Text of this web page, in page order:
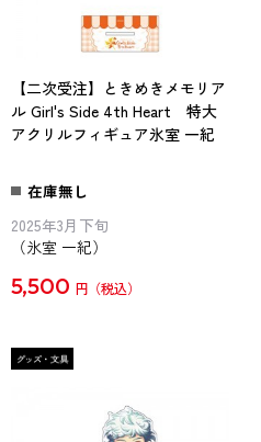
【二次受注】ときめきメモリア
ル Girl's Side 4th Heart 特大
アクリルフィギュア氷室 一紀
在庫無し
2025年3月下旬
（氷室 一紀）
5,500 円